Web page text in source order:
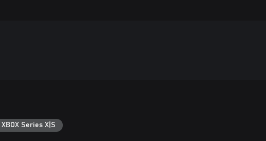
XBOX Series X|S